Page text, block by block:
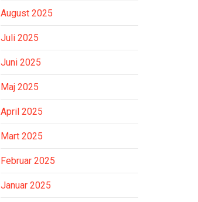
August 2025
Juli 2025
Juni 2025
Maj 2025
April 2025
Mart 2025
Februar 2025
Januar 2025